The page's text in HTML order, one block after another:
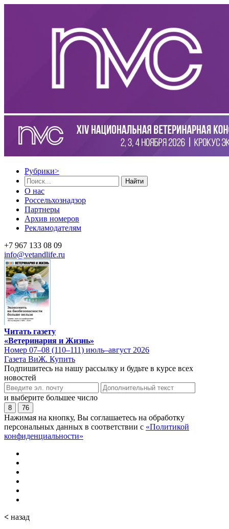
Рубрики>
Найти
О нас
Россельхознадзор
Партнеры
Архив номеров
Рекламодателям
+7 967 133 08 09
info@vetandlife.ru
Читать газету
«Ветеринария и Жизнь»
Номер 07–08 (110–111) июль–август 2026
Газета ВиЖ. Купить
Подпишитесь на нашу рассылку и будьте в курсе всех
новостей
и выберите большее число
8 76
Нажимая на кнопку, Вы соглашаетесь на обработку
персональных данных в соответствии с «Политикой
конфиденциальности»
< назад